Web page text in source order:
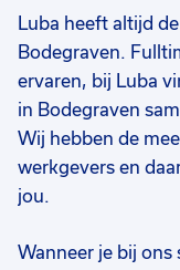
Voor
Contact
Luba heeft altijd
Bodegraven.
ervaren, bij Luba
in Bodegraven
Wij hebben de
werkgevers en
jou.
Wanneer je bij
Uitzicht op vast 3
Vast 1
Uren per week
37 - 40+ uur 4
33 - 36 uur 1